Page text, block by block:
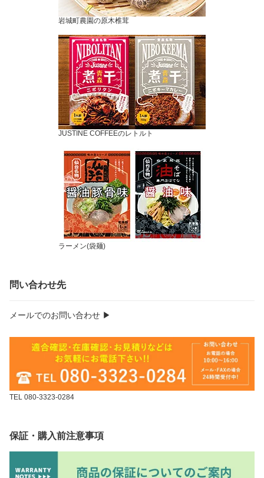
岩城町農園の原木椎茸
JUSTINE COFFEEのレトルト
ラーメン(袋麺)
問い合わせ先
メールでのお問い合わせ ▶︎
TEL 080-3323-0284
保証・購入前注意事項